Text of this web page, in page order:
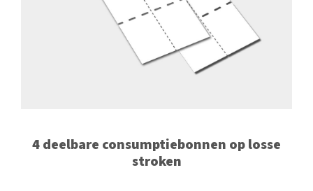
4 deelbare consumptiebonnen op losse
stroken